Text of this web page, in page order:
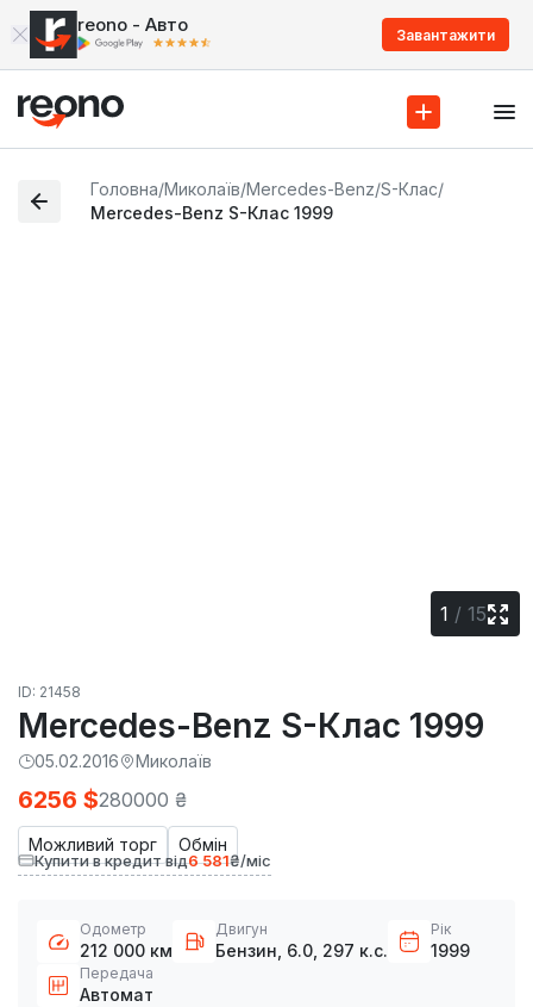
reono - Авто Завантажити
Головна/Миколаїв/Mercedes-Benz/S-Клас/
Mercedes-Benz S-Клас 1999
1 / 15
ID: 21458
Mercedes-Benz S-Клас 1999
05.02.2016 Миколаїв
Можливий торг Обмін
6256 $280000 ₴
Купити в кредит від6 581₴/міс
Одометр
212 000 км
Двигун
Бензин, 6.0, 297 к.с.
Рік
1999
Передача
Автомат